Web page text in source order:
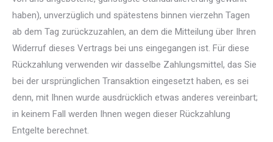
haben), unverzüglich und spätestens binnen vierzehn Tagen
ab dem Tag zurückzuzahlen, an dem die Mitteilung über Ihren
Widerruf dieses Vertrags bei uns eingegangen ist. Für diese
Rückzahlung verwenden wir dasselbe Zahlungsmittel, das Sie
bei der ursprünglichen Transaktion eingesetzt haben, es sei
denn, mit Ihnen wurde ausdrücklich etwas anderes vereinbart;
in keinem Fall werden Ihnen wegen dieser Rückzahlung
Entgelte berechnet.